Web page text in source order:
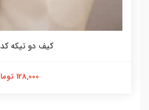
کیف دو تیکه کد 8088
128,000 تومان